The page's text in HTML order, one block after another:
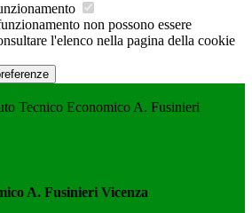
non possono essere
l'elenco nella pagina della cookie
Tecnico Economico A. Fusinieri
A. Fusinieri Vicenza